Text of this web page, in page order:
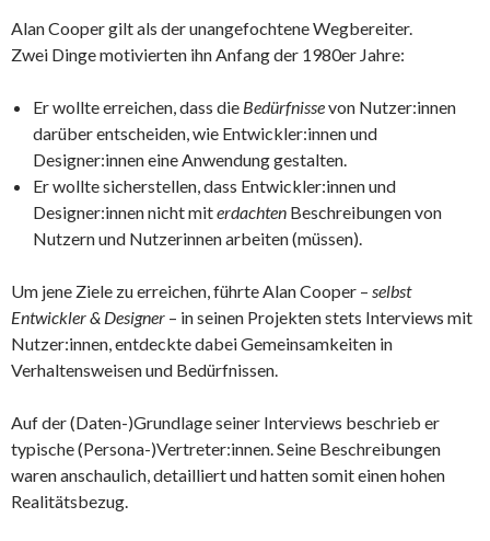
Alan Cooper gilt als der unangefochtene Wegbereiter.
Zwei Dinge motivierten ihn Anfang der 1980er Jahre:
Er wollte erreichen, dass die Bedürfnissevon Nutzer:innen
darüber entscheiden, wie Entwickler:innen und
Designer:innen eine Anwendung gestalten.
Er wollte sicherstellen, dass Entwickler:innen und
Designer:innen nicht miterdachten Beschreibungen von
Nutzern und Nutzerinnen arbeiten (müssen).
Um jene Ziele zu erreichen, führte Alan Cooper – selbst
Entwickler & Designer – in seinen Projekten stets Interviews mit
Nutzer:innen, entdeckte dabei Gemeinsamkeiten in
Verhaltensweisen und Bedürfnissen.
Auf der (Daten-)Grundlage seiner Interviews beschrieb er
typische (Persona-)Vertreter:innen. Seine Beschreibungen
waren anschaulich, detailliert und hatten somit einen hohen
Realitätsbezug.